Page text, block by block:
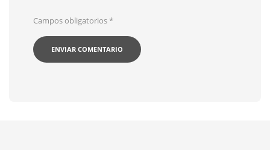
Campos obligatorios*